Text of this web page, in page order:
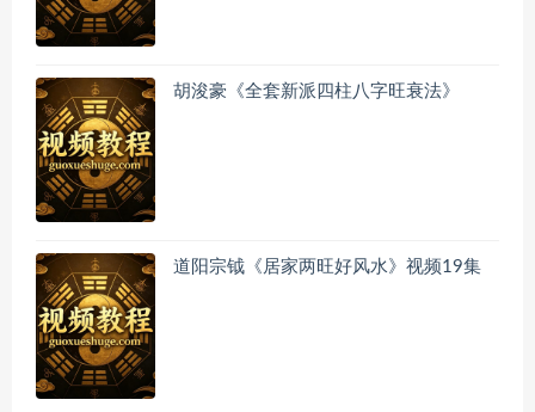
胡浚豪《全套新派四柱八字旺衰法》
道阳宗钺《居家两旺好风水》视频19集